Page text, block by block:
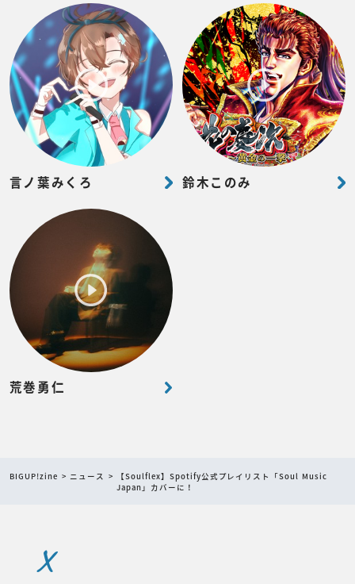
言ノ葉みくろ 鈴木このみ
荒巻勇仁
BIGUP!zine ニュース
【Soulflex】Spotify公式プレイリスト「Soul Music
Japan」カバーに！
X